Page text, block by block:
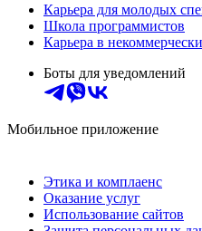
Карьера для молодых
Школа программистов
Карьера в
Боты для уведомлений
Мобильное приложение
Этика и комплаенс
Оказание услуг
Использование сайтов